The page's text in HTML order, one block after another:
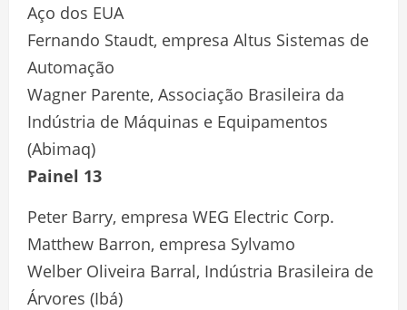
Aço dos EUA
Fernando Staudt, empresa Altus Sistemas de
Automação
Wagner Parente, Associação Brasileira da
Indústria de Máquinas e Equipamentos
(Abimaq)
Painel 13
Peter Barry, empresa WEG Electric Corp.
Matthew Barron, empresa Sylvamo
Welber Oliveira Barral, Indústria Brasileira de
Árvores (Ibá)